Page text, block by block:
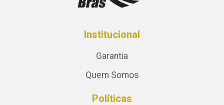
Institucional
Garantia
Quem Somos
Políticas